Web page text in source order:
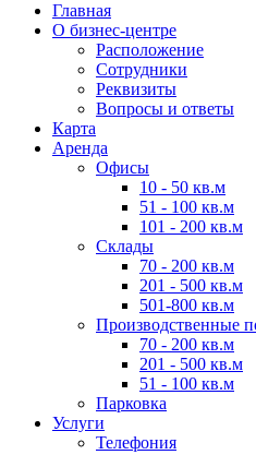
Главная
О бизнес-центре
Расположение
Сотрудники
Реквизиты
Вопросы и ответы
Карта
Аренда
Офисы
10 - 50 кв.м
51 - 100 кв.м
101 - 200 кв.м
Склады
70 - 200 кв.м
201 - 500 кв.м
501-800 кв.м
Производственные
70 - 200 кв.м
201 - 500 кв.м
51 - 100 кв.м
Парковка
Услуги
Телефония